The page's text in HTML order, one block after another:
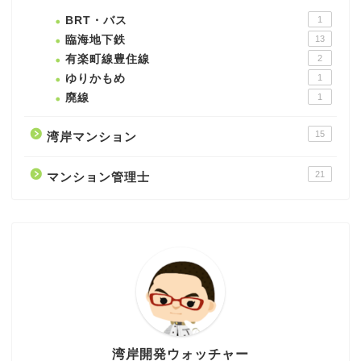
BRT・バス 1
臨海地下鉄 13
有楽町線豊住線 2
ゆりかもめ 1
廃線 1
湾岸マンション 15
マンション管理士 21
湾岸開発ウォッチャー